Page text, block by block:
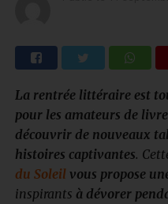
La rentrée littéraire est
pour les amateurs de
découvrir de nouveaux
histoires captivantes.
du Soleil vous propose
inspirants à dévorer